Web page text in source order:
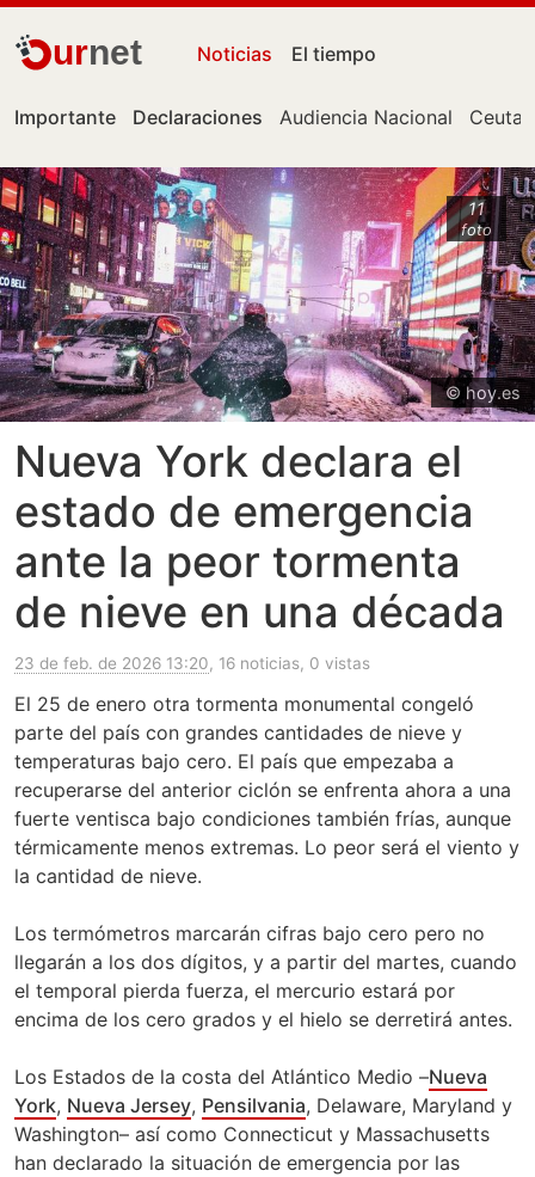
urnet Noticias El tiempo
Importante Declaraciones Audiencia Nacional Ceuta
11
foto
© hoy.es
Nueva York declara el
estado de emergencia
ante la peor tormenta
de nieve en una década
23 de feb. de 2026 13:20, 16 noticias, 0 vistas
El 25 de enero otra tormenta monumental congeló
parte del país con grandes cantidades de nieve y
temperaturas bajo cero. El país que empezaba a
recuperarse del anterior ciclón se enfrenta ahora a una
fuerte ventisca bajo condiciones también frías, aunque
térmicamente menos extremas. Lo peor será el viento y
la cantidad de nieve.
Los termómetros marcarán cifras bajo cero pero no
llegarán a los dos dígitos, y a partir del martes, cuando
el temporal pierda fuerza, el mercurio estará por
encima de los cero grados y el hielo se derretirá antes.
Los Estados de la costa del Atlántico Medio –Nueva
York, Nueva Jersey, Pensilvania, Delaware, Maryland y
Washington– así como Connecticut y Massachusetts
han declarado la situación de emergencia por las